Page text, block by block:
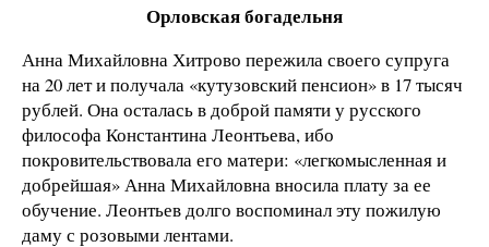
Орловская богадельня
Анна Михайловна Хитрово пережила своего супруга
на 20 лет и получала «кутузовский пенсион» в 17 тысяч
рублей. Она осталась в доброй памяти у русского
философа Константина Леонтьева, ибо
покровительствовала его матери: «легкомысленная и
добрейшая» Анна Михайловна вносила плату за ее
обучение. Леонтьев долго воспоминал эту пожилую
даму с розовыми лентами.